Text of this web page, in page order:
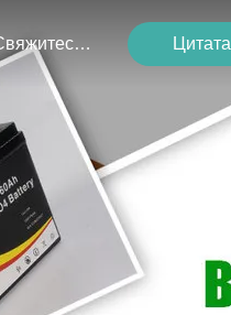
Свяжитесь С Нами Цитата